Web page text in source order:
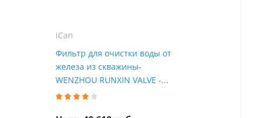
iCan
Фильтр для очистки воды от
железа из скважины-
WENZHOU RUNXIN VALVE -...